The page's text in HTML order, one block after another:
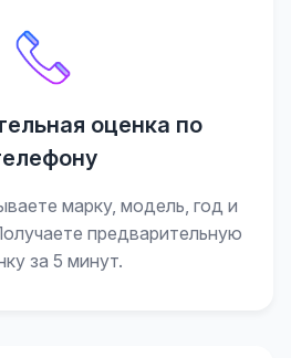
оценка по
марку, модель, год и
предварительную
за 5 минут.